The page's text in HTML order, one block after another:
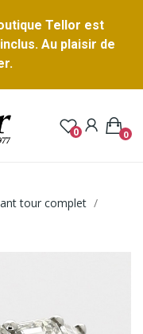
Tellor est
Au plaisir de
0 0
tour complet